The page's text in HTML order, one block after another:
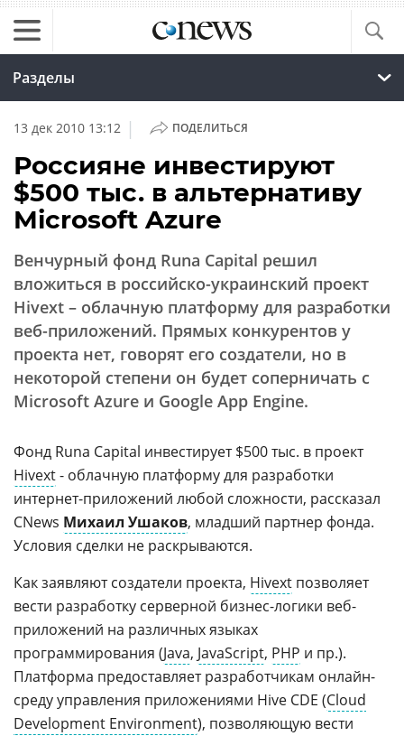
Разделы
13 дек 2010 13:12 | ПОДЕЛИТЬСЯ
Россияне инвестируют
$500 тыс. в альтернативу
Microsoft Azure
Венчурный фонд Runa Capital решил
вложиться в российско-украинский проект
Hivext – облачную платформу для разработки
веб-приложений. Прямых конкурентов у
проекта нет, говорят его создатели, но в
некоторой степени он будет соперничать с
Microsoft Azure и Google App Engine.
Фонд Runa Capital инвестирует $500 тыс. в проект
Hivext- облачную платформу для разработки
интернет-приложений любой сложности, рассказал
CNews Михаил Ушаков, младший партнер фонда.
Условия сделки не раскрываются.
Как заявляют создатели проекта, Hivext позволяет
вести разработку серверной бизнес-логики веб-
приложений на различных языках
программирования (Java, JavaScript, PHP и пр.).
Платформа предоставляет разработчикам онлайн-
среду управления приложениями Hive CDE (Cloud
Development Environment), позволяющую вести